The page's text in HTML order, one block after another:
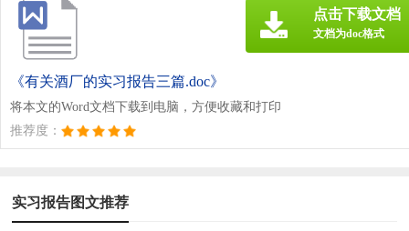
《有关酒厂的实习报告三篇.doc》
将本文的Word文档下载到电脑，方便收藏和打印
推荐度：
点击下载文档
文档为doc格式
实习报告图文推荐